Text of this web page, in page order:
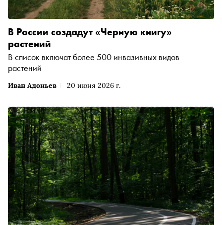
Иван Адоньев 20 июня 2026 г.
В России создадут «Черную книгу»
растений
В список включат более 500 инвазивных видов
растений